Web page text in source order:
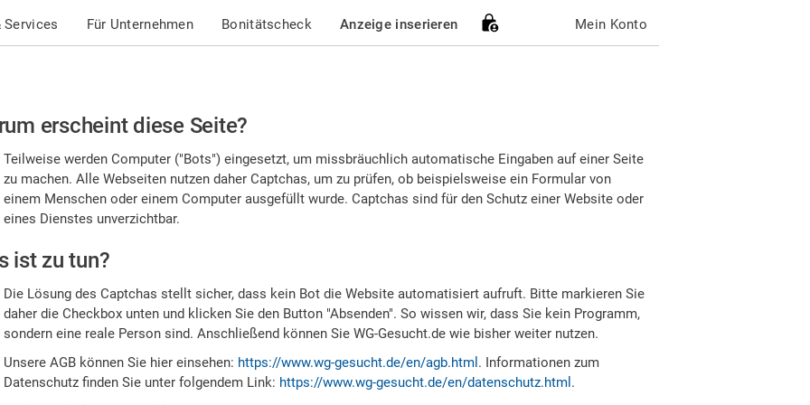
Services Für Unternehmen Bonitätscheck Anzeige inserieren Mein Konto
erscheint diese Seite?
Teilweise werden Computer ("Bots") eingesetzt, um missbräuchlich automatische Eingaben auf einer Seite
zu machen. Alle Webseiten nutzen daher Captchas, um zu prüfen, ob beispielsweise ein Formular von
einem Menschen oder einem Computer ausgefüllt wurde. Captchas sind für den Schutz einer Website oder
eines Dienstes unverzichtbar.
ist zu tun?
Die Lösung des Captchas stellt sicher, dass kein Bot die Website automatisiert aufruft. Bitte markieren Sie
daher die Checkbox unten und klicken Sie den Button "Absenden". So wissen wir, dass Sie kein Programm,
sondern eine reale Person sind. Anschließend können Sie WG-Gesucht.de wie bisher weiter nutzen.
Unsere AGB können Sie hier einsehen: https://www.wg-gesucht.de/en/agb.html . Informationen zum
Datenschutz finden Sie unter folgendem Link: https://www.wg-gesucht.de/en/datenschutz.html .